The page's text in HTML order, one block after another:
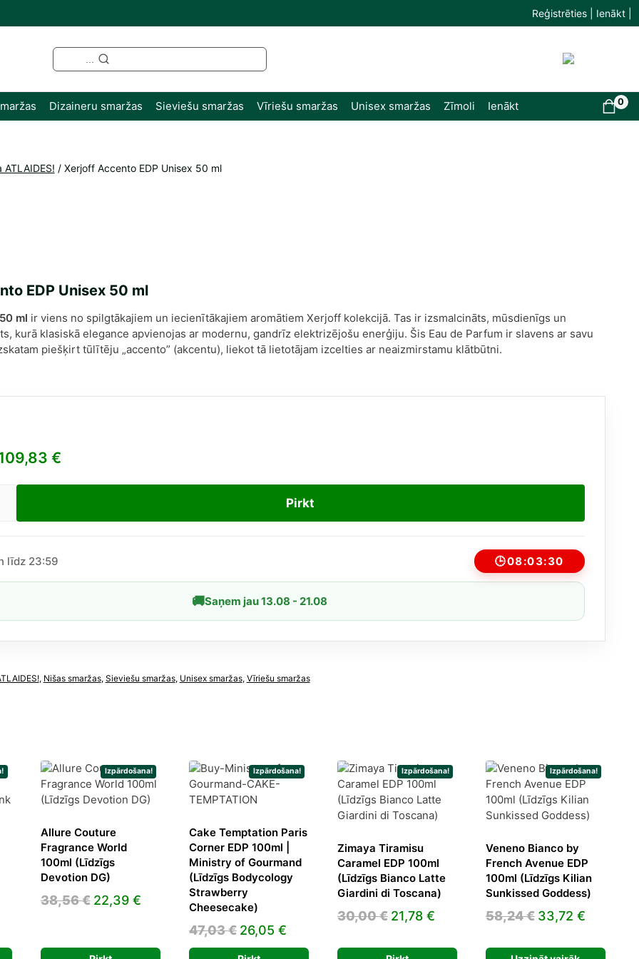
Reģistrēties | Ienākt |
Dizaineru smaržas Sieviešu smaržas Vīriešu smaržas Unisex smaržas Zīmoli Ienākt 0
ATLAIDES! / Xerjoff Accento EDP Unisex 50 ml
EDP Unisex 50 ml
ml ir viens no spilgtākajiem un iecienītākajiem aromātiem Xerjoff kolekcijā. Tas ir izsmalcināts, mūsdienīgs un
kurā klasiskā elegance apvienojas ar modernu, gandrīz elektrizējošu enerģiju. Šis Eau de Parfum ir slavens ar savu
piešķirt tūlītēju „accento” (akcentu), liekot tā lietotājam izcelties ar neaizmirstamu klātbūtni.
€
Pirkt
līdz 23:59 🕒08:03:30
🚚Saņem jau 13.08 - 21.08
, Nišas smaržas, Sieviešu smaržas, Unisex smaržas, Vīriešu smaržas
Izpārdošana!
Allure Couture
Fragrance World
100ml (Līdzīgs
Devotion DG)
38,56€ Original
22,39 €Current
Izpārdošana!
Cake Temptation Paris
Corner EDP 100ml |
Ministry of Gourmand
(Līdzīgs Bodycology
Strawberry
Cheesecake)
47,03€ Original
price
26,05 €Current
price
Izpārdošana!
Zimaya Tiramisu
Caramel EDP 100ml
(Līdzīgs Bianco Latte
Giardini di Toscana)
30,00€ Original
was:
21,78 €Current
Izpārdošana!
Veneno Bianco by
French Avenue EDP
100ml (Līdzīgs Kilian
Sunkissed Goddess)
58,24€ Original
was:
33,72 €Current